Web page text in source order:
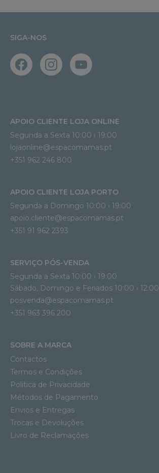
SIGA-NOS
APOIO CLIENTE LOJA ONLINE
Segunda a Sexta 10:00 › 19:00
lojaonline@espacomamas.pt
+351 962 246 800
APOIO CLIENTE LOJA PORTO
Segunda a Domingo 10:00 › 19:00
apoio.cliente@espacomamas.pt
+351 91 962 2393
SERVIÇO PÓS-VENDA
Segunda a Sexta 10:00 › 19:00
Sábado, Domingo e Feriados 10:00 › 12:00
posvenda@espacomamas.pt
+351 963 396 200
SOBRE A MARCA
Contactos
Termos e Condições
Política de Privacidade
Métodos de Pagamento
Envios e Entregas
Trocas e Devoluções
Livro de Reclamações